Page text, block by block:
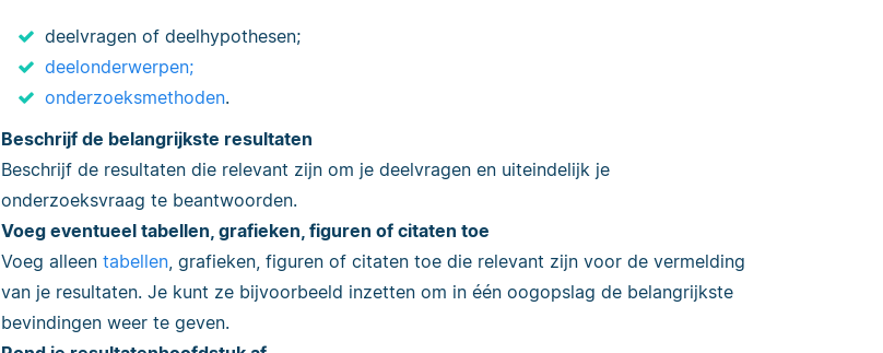
deelvragen of deelhypothesen;
deelonderwerpen;
onderzoeksmethoden.
Beschrijf de belangrijkste resultaten
Beschrijf de resultaten die relevant zijn om je deelvragen en uiteindelijk je
onderzoeksvraag te beantwoorden.
Voeg eventueel tabellen, grafieken, figuren of citaten toe
Voeg alleen tabellen, grafieken, figuren of citaten toe die relevant zijn voor de vermelding
van je resultaten. Je kunt ze bijvoorbeeld inzetten om in één oogopslag de belangrijkste
bevindingen weer te geven.